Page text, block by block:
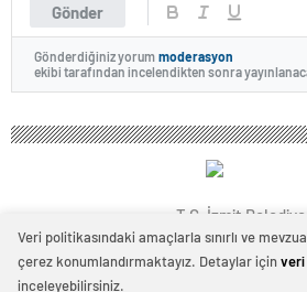
0 0
Gönder
Gönderdiğiniz yorum moderasyon
ekibi tarafından incelendikten sonra
T.C. İzmit
Veri politikasındaki amaçlarla sınırlı ve
çerez konumlandırmaktayız. Detaylar içinveri
inceleyebilirsiniz.